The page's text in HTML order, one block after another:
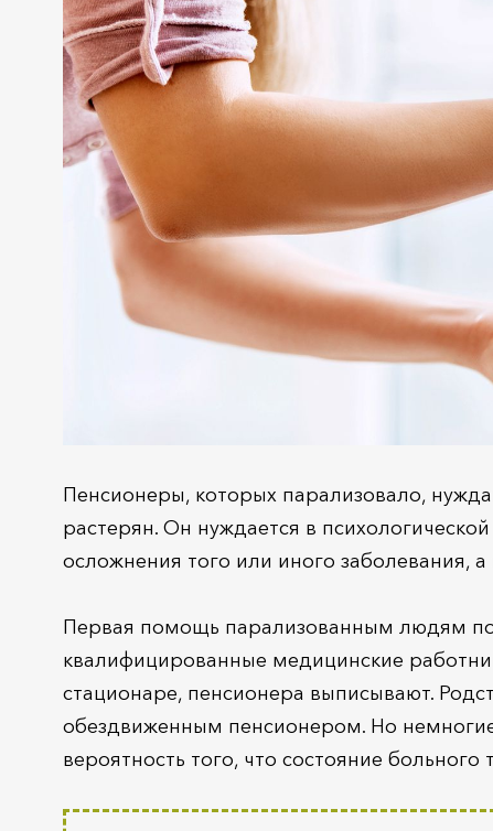
Пенсионеры, которых парализовало,
растерян. Он нуждается в
осложнения того или иного заболевания,
Первая помощь парализованным людям
квалифицированные медицинские
стационаре, пенсионера выписывают.
обездвиженным пенсионером. Но
вероятность того, что состояние больного